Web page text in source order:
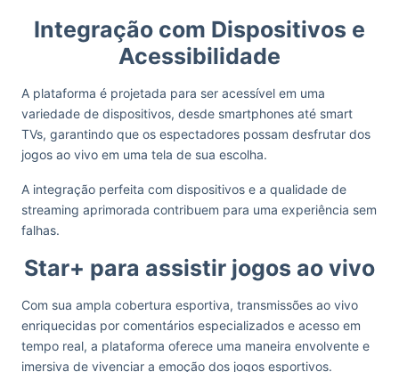
Integração com Dispositivos e
Acessibilidade
A plataforma é projetada para ser acessível em uma
variedade de dispositivos, desde smartphones até smart
TVs, garantindo que os espectadores possam desfrutar dos
jogos ao vivo em uma tela de sua escolha.
A integração perfeita com dispositivos e a qualidade de
streaming aprimorada contribuem para uma experiência sem
falhas.
Star+ para assistir jogos ao vivo
Com sua ampla cobertura esportiva, transmissões ao vivo
enriquecidas por comentários especializados e acesso em
tempo real, a plataforma oferece uma maneira envolvente e
imersiva de vivenciar a emoção dos jogos esportivos.